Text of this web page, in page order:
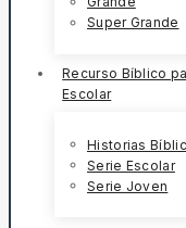
Super Grande
Recurso Bíblico
Escolar
Historias
Serie Escolar
Serie Joven